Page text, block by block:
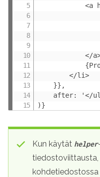
<a
</
        </li>
    }},
after: '</
)}
Kun käytät helper
kohdetiedostossa